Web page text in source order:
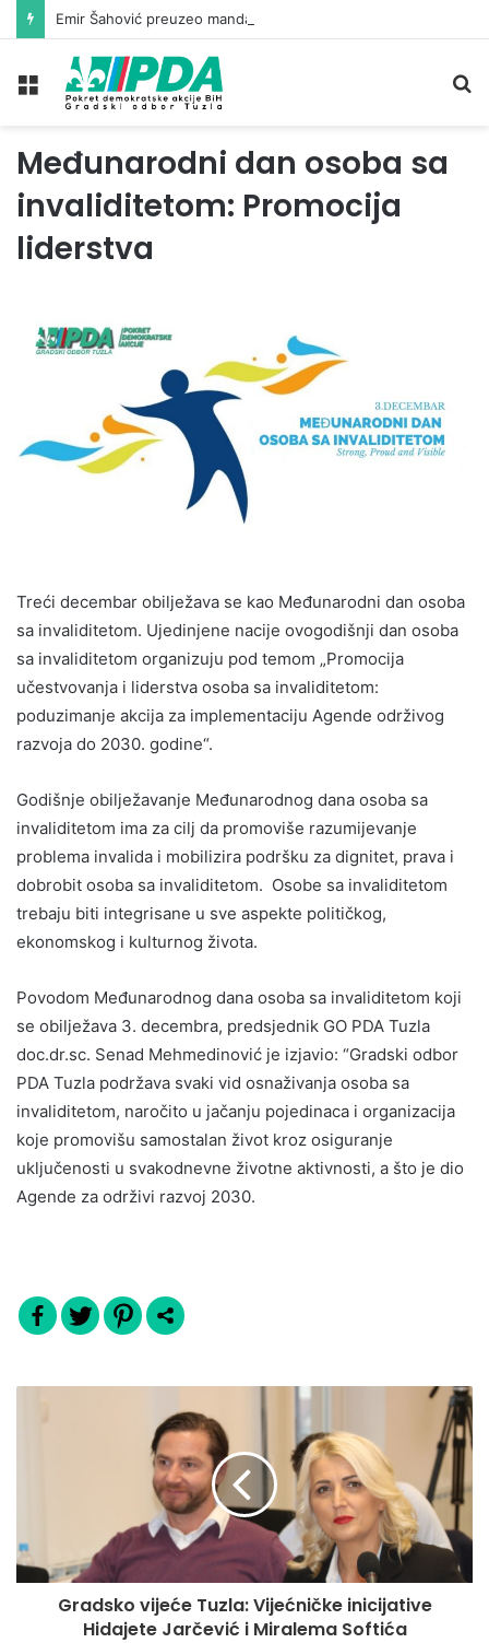
Meni
Međunarodni dan osoba sa
invaliditetom: Promocija
liderstva
Treći decembar obilježava se kao Međunarodni dan osoba
sa invaliditetom. Ujedinjene nacije ovogodišnji dan osoba
sa invaliditetom organizuju pod temom „Promocija
učestvovanja i liderstva osoba sa invaliditetom:
poduzimanje akcija za implementaciju Agende održivog
razvoja do 2030. godine“.
Godišnje obilježavanje Međunarodnog dana osoba sa
invaliditetom ima za cilj da promoviše razumijevanje
problema invalida i mobilizira podršku za dignitet, prava i
dobrobit osoba sa invaliditetom. Osobe sa invaliditetom
trebaju biti integrisane u sve aspekte političkog,
ekonomskog i kulturnog života.
Povodom Međunarodnog dana osoba sa invaliditetom koji
se obilježava 3. decembra, predsjednik GO PDA Tuzla
doc.dr.sc. Senad Mehmedinović je izjavio: “Gradski odbor
PDA Tuzla podržava svaki vid osnaživanja osoba sa
invaliditetom, naročito u jačanju pojedinaca i organizacija
koje promovišu samostalan život kroz osiguranje
uključenosti u svakodnevne životne aktivnosti, a što je dio
Agende za održivi razvoj 2030.
Gradsko vijeće Tuzla: Vijećničke inicijative
Hidajete Jarčević i Miralema Softića